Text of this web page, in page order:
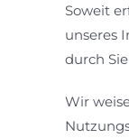
Soweit
unseres
durch
Wir